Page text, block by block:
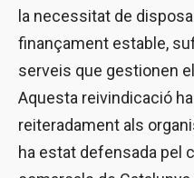
la necessitat de
finançament estable,
serveis que gestionen
Aquesta reivindicació
reiteradament als
ha estat defensada pel